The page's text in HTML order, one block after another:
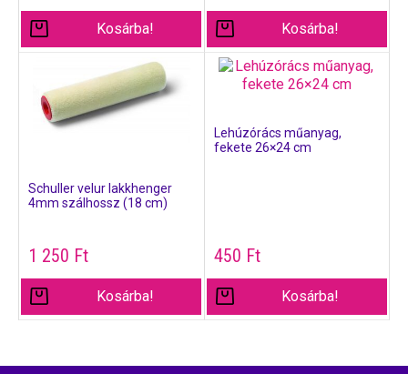
Kosárba! Kosárba!
Schuller velur lakkhenger
4mm szálhossz (18 cm)
1 250 Ft
Kosárba!
Lehúzórács műanyag,
fekete 26×24 cm
450 Ft
Kosárba!